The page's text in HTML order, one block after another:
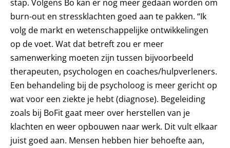
stap. Volgens Bo kan er nog meer gedaan worden om
burn-out en stressklachten goed aan te pakken. “Ik
volg de markt en wetenschappelijke ontwikkelingen
op de voet. Wat dat betreft zou er meer
samenwerking moeten zijn tussen bijvoorbeeld
therapeuten, psychologen en coaches/hulpverleners.
Een behandeling bij de psycholoog is meer gericht op
wat voor een ziekte je hebt (diagnose). Begeleiding
zoals bij BoFit gaat meer over herstellen van je
klachten en weer opbouwen naar werk. Dit vult elkaar
juist goed aan. Mensen hebben hier behoefte aan,